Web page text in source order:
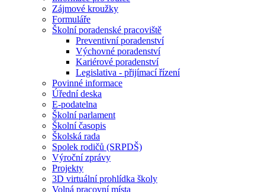
Zájmové kroužky
Formuláře
Školní poradenské pracoviště
Preventivní poradenství
Výchovné poradenství
Kariérové poradenství
Legislativa - přijímací řízení
Povinné informace
Úřední deska
E-podatelna
Školní parlament
Školní časopis
Školská rada
Spolek rodičů (SRPDŠ)
Výroční zprávy
Projekty
3D virtuální prohlídka školy
Volná pracovní místa